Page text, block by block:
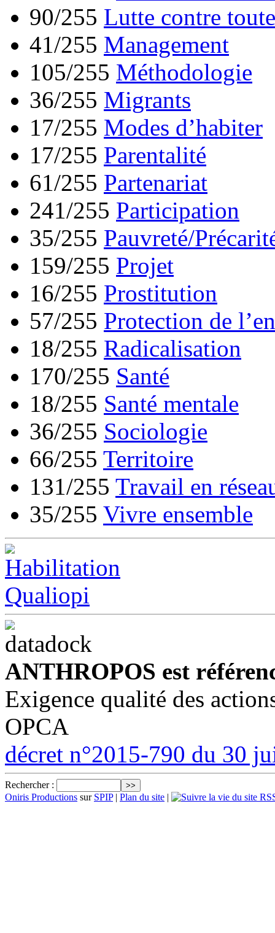
90/255 Lutte contre
41/255 Management
105/255 Méthodologie
36/255 Migrants
17/255 Modes d’habiter
17/255 Parentalité
61/255 Partenariat
241/255 Participation
35/255 Pauvreté/
159/255 Projet
16/255 Prostitution
57/255 Protection de
18/255 Radicalisation
170/255 Santé
18/255 Santé mentale
36/255 Sociologie
66/255 Territoire
131/255 Travail en
35/255 Vivre ensemble
ANTHROPOS est
Exigence qualité des
OPCA
décret n°2015-790 du 30
Rechercher :
Oniris Productions sur SPIP| Plan du site